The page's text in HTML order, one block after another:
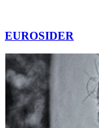
EUROSIDER